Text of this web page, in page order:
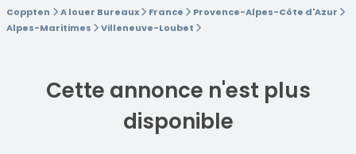
Coppten A louer Bureaux France
Provence-Alpes-Côte d'Azur
Alpes-Maritimes
Villeneuve-Loubet
Cette annonce n'est plus
disponible